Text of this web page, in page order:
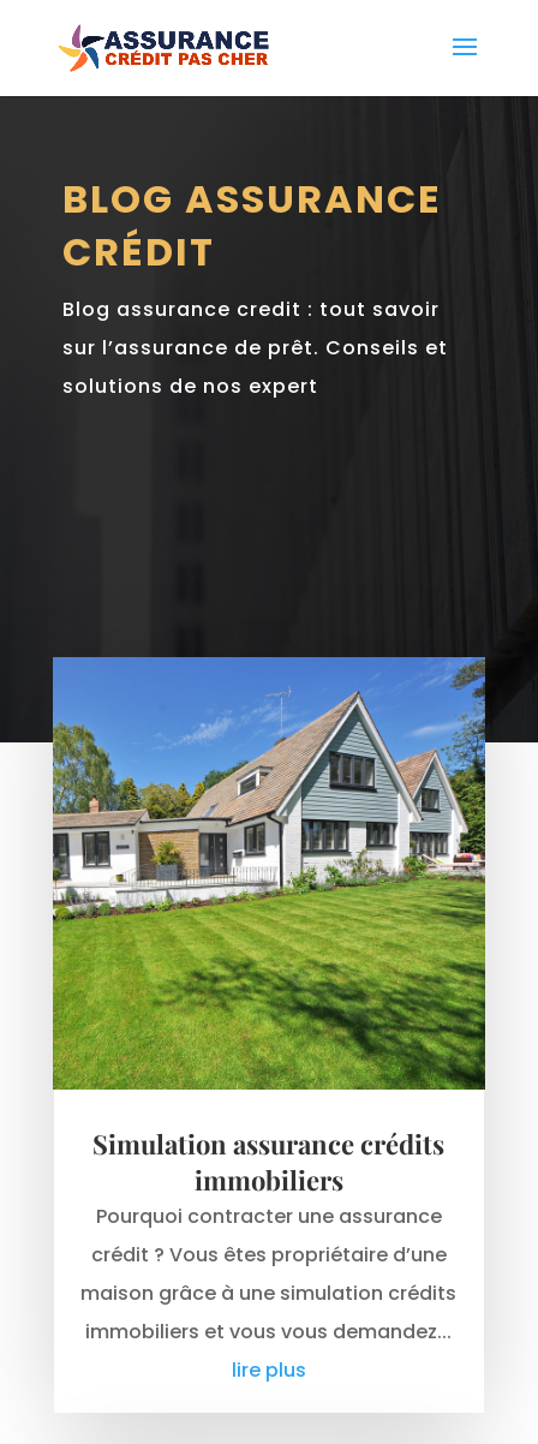
BLOG ASSURANCE
CRÉDIT
Blog assurance credit : tout savoir
sur l’assurance de prêt. Conseils et
solutions de nos expert
Simulation assurance crédits
immobiliers
Pourquoi contracter une assurance
crédit ? Vous êtes propriétaire d’une
maison grâce à une simulation crédits
immobiliers et vous vous demandez...
lire plus